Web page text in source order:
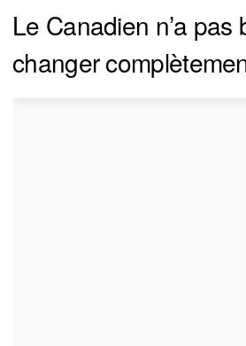
Le Canadien n’a pas
changer